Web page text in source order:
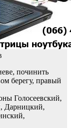
починить
берегу, правый
Голосеевский,
Дарницкий,